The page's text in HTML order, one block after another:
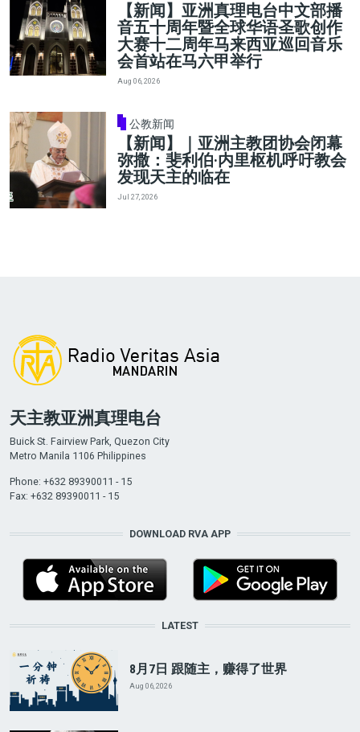
【新闻】亚洲真理电台中文部播
音五十周年暨全球华语圣歌创作
大赛十二周年马来西亚巡回音乐
会首站在马六甲举行
Aug 06, 2026
公教新闻
【新闻】｜亚洲主教团协会闭幕
弥撒：斐利伯·内里枢机呼吁教会
发现天主的临在
Jul 27, 2026
天主教亚洲真理电台
Buick St. Fairview Park, Quezon City
Metro Manila 1106 Philippines
Phone: +632 89390011 - 15
Fax: +632 89390011 - 15
DOWNLOAD RVA APP
LATEST
8月7日 跟随主，赚得了世界
Aug 06, 2026